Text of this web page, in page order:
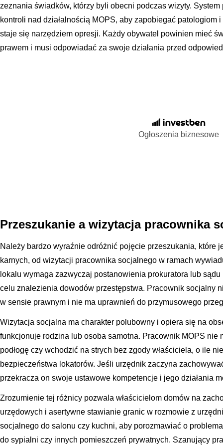
zeznania świadków, którzy byli obecni podczas wizyty.
kontroli nad działalnością MOPS, aby zapobiegać patologiom
staje się narzędziem opresji. Każdy obywatel powinien mieć
prawem i musi odpowiadać za swoje działania przed
Ogłoszenia biznesowe
Przeszukanie a wizytacja pracownika
Należy bardzo wyraźnie odróżnić pojęcie przeszukania, które
karnych, od wizytacji pracownika socjalnego w ramach
lokalu wymaga zazwyczaj postanowienia prokuratora lub
celu znalezienia dowodów przestępstwa. Pracownik socjalny
w sensie prawnym i nie ma uprawnień do przymusowego
Wizytacja socjalna ma charakter polubowny i opiera się na
funkcjonuje rodzina lub osoba samotna. Pracownik MOPS nie
podłogę czy wchodzić na strych bez zgody właściciela, o ile
bezpieczeństwa lokatorów. Jeśli urzędnik zaczyna
przekracza on swoje ustawowe kompetencje i jego działania
Zrozumienie tej różnicy pozwala właścicielom domów na
urzędowych i asertywne stawianie granic w rozmowie z
socjalnego do salonu czy kuchni, aby porozmawiać o
do sypialni czy innych pomieszczeń prywatnych. Szanujący